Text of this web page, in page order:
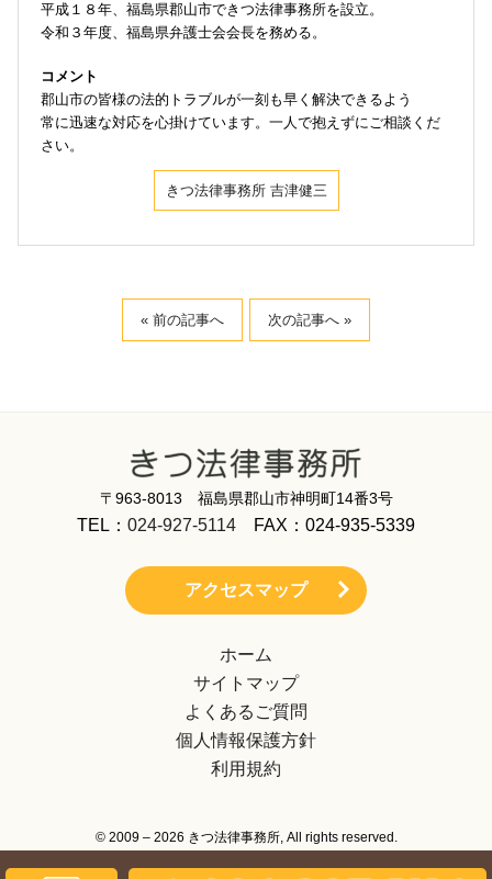
平成１８年、福島県郡山市できつ法律事務所を設立。
令和３年度、福島県弁護士会会長を務める。
コメント
郡山市の皆様の法的トラブルが一刻も早く解決できるよう
常に迅速な対応を心掛けています。一人で抱えずにご相談くだ
さい。
きつ法律事務所 吉津健三
« 前の記事へ 次の記事へ »
〒963-8013 福島県郡山市神明町14番3号
TEL： 024-927-5114 FAX：024-935-5339
アクセスマップ
ホーム
サイトマップ
よくあるご質問
個人情報保護方針
利用規約
© 2009 – 2026 きつ法律事務所, All rights reserved.